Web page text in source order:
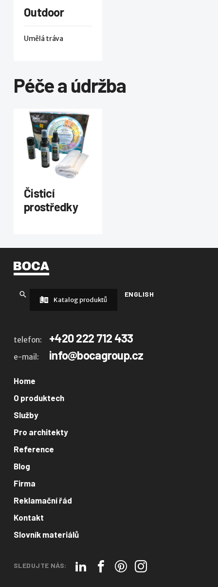
Outdoor
Umělá tráva
Péče a údržba
Čisticí
prostředky
ENGLISH
Katalog produktů
telefon: +420 222 712 433
e-mail: info@bocagroup.cz
Home
O produktech
Služby
Pro architekty
Reference
Blog
Firma
Reklamační řád
Kontakt
Slovník materiálů
SLEDUJTE NÁS: